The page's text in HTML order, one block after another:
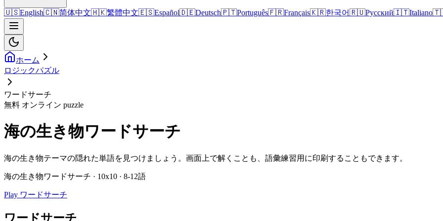
🇺🇸English🇨🇳简体中文🇭🇰繁體中文🇪🇸Español🇩🇪Deutsch🇵🇹Português🇫🇷Français🇰🇷한국어🇷🇺Русский🇮🇹Italiano
ホーム
ロジックパズル
ワードサーチ
無料 オンライン puzzle
海の生き物ワードサーチ
海の生き物テーマの隠れた単語を見つけましょう。画面上で解くことも、語彙練習用に印刷することもできます。
海の生き物ワードサーチ · 10x10 · 8-12語
Play ワードサーチ
ワードサーチ